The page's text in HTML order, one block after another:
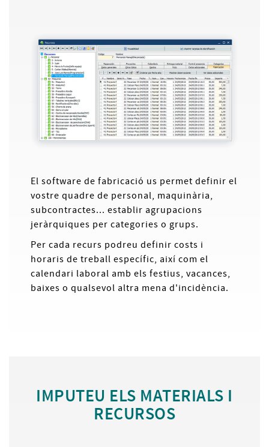
El software de fabricació us permet definir el
vostre quadre de personal, maquinària,
subcontractes... establir agrupacions
jeràrquiques per categories o grups.
Per cada recurs podreu definir costs i
horaris de treball específic, així com el
calendari laboral amb els festius, vacances,
baixes o qualsevol altra mena d'incidència.
IMPUTEU ELS MATERIALS I
RECURSOS